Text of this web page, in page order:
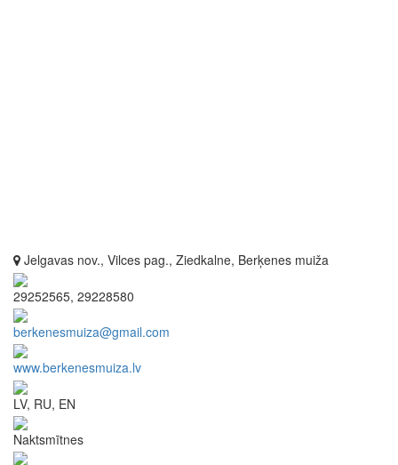
Jelgavas nov., Vilces pag., Ziedkalne, Berķenes muiža
29252565, 29228580
berkenesmuiza@gmail.com
www.berkenesmuiza.lv
LV, RU, EN
Naktsmītnes